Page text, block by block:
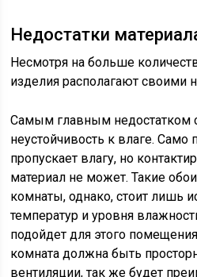
Недостатки
Несмотря на больше
изделия располагают своими
Самым главным недостатком
неустойчивость к влаге.
пропускает влагу, но
материал не может. Такие
комнаты, однако, стоит лишь
температур и уровня
подойдет для этого
комната должна быть
вентиляции, так же будет